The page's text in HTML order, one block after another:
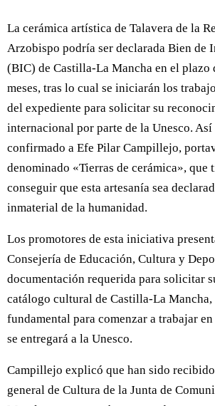
La cerámica artística de Talavera de la
Arzobispo podría ser declarada Bien de
(BIC) de Castilla-La Mancha en el plazo
meses, tras lo cual se iniciarán los
del expediente para solicitar su
internacional por parte de la Unesco. Así
confirmado a Efe Pilar Campillejo,
denominado «Tierras de cerámica», que
conseguir que esta artesanía sea
inmaterial de la humanidad.
Los promotores de esta iniciativa
Consejería de Educación, Cultura y
documentación requerida para solicitar
catálogo cultural de Castilla-La
fundamental para comenzar a trabajar
se entregará a la Unesco.
Campillejo explicó que han sido
general de Cultura de la Junta de